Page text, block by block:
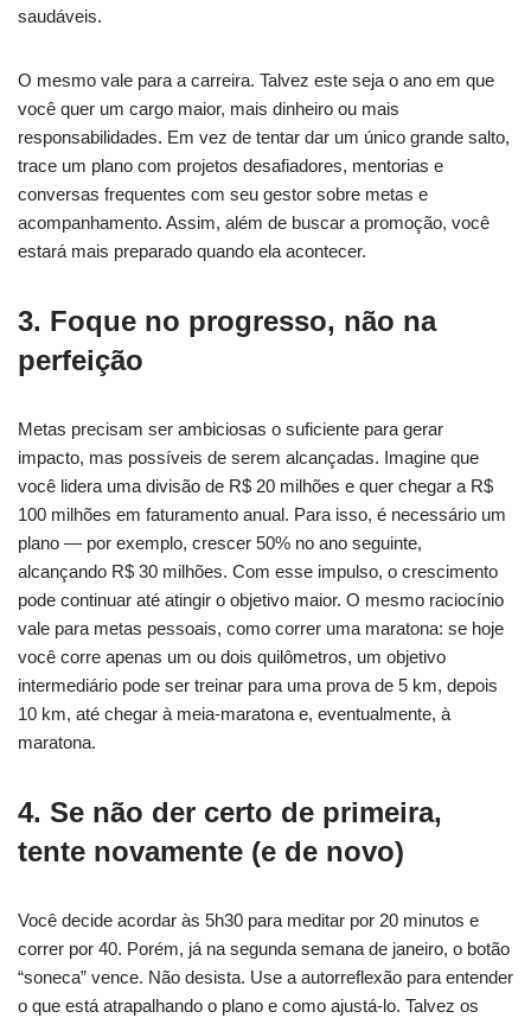
saudáveis.
O mesmo vale para a carreira. Talvez este seja o ano em que
você quer um cargo maior, mais dinheiro ou mais
responsabilidades. Em vez de tentar dar um único grande salto,
trace um plano com projetos desafiadores, mentorias e
conversas frequentes com seu gestor sobre metas e
acompanhamento. Assim, além de buscar a promoção, você
estará mais preparado quando ela acontecer.
3. Foque no progresso, não na
perfeição
Metas precisam ser ambiciosas o suficiente para gerar
impacto, mas possíveis de serem alcançadas. Imagine que
você lidera uma divisão de R$ 20 milhões e quer chegar a R$
100 milhões em faturamento anual. Para isso, é necessário um
plano — por exemplo, crescer 50% no ano seguinte,
alcançando R$ 30 milhões. Com esse impulso, o crescimento
pode continuar até atingir o objetivo maior. O mesmo raciocínio
vale para metas pessoais, como correr uma maratona: se hoje
você corre apenas um ou dois quilômetros, um objetivo
intermediário pode ser treinar para uma prova de 5 km, depois
10 km, até chegar à meia-maratona e, eventualmente, à
maratona.
4. Se não der certo de primeira,
tente novamente (e de novo)
Você decide acordar às 5h30 para meditar por 20 minutos e
correr por 40. Porém, já na segunda semana de janeiro, o botão
“soneca” vence. Não desista. Use a autorreflexão para entender
o que está atrapalhando o plano e como ajustá-lo. Talvez os